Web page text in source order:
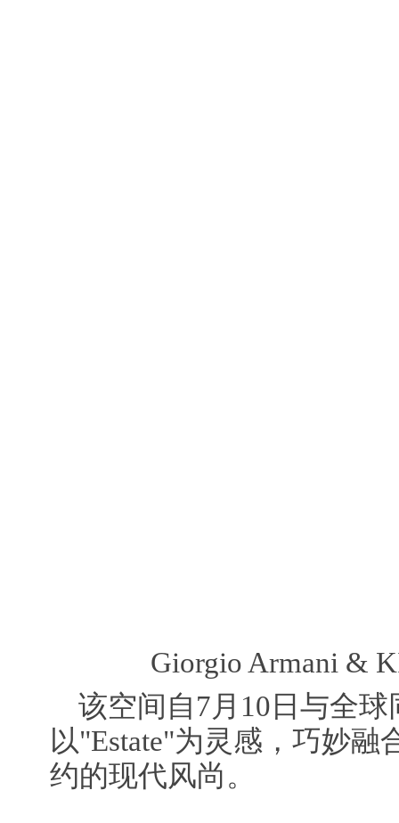
Giorgio Armani &
该空间自7月10日与全球
以"Estate"为灵感，巧妙
约的现代风尚。